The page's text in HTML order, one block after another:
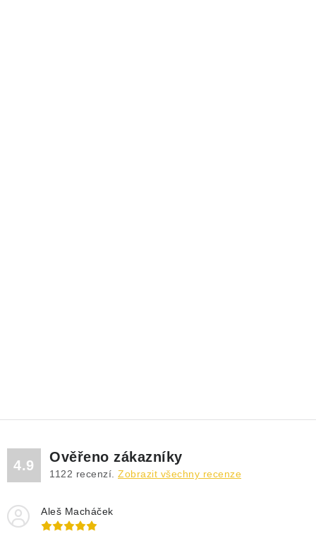
4.9
Ověřeno zákazníky
1122 recenzí. Zobrazit všechny recenze
Aleš Macháček